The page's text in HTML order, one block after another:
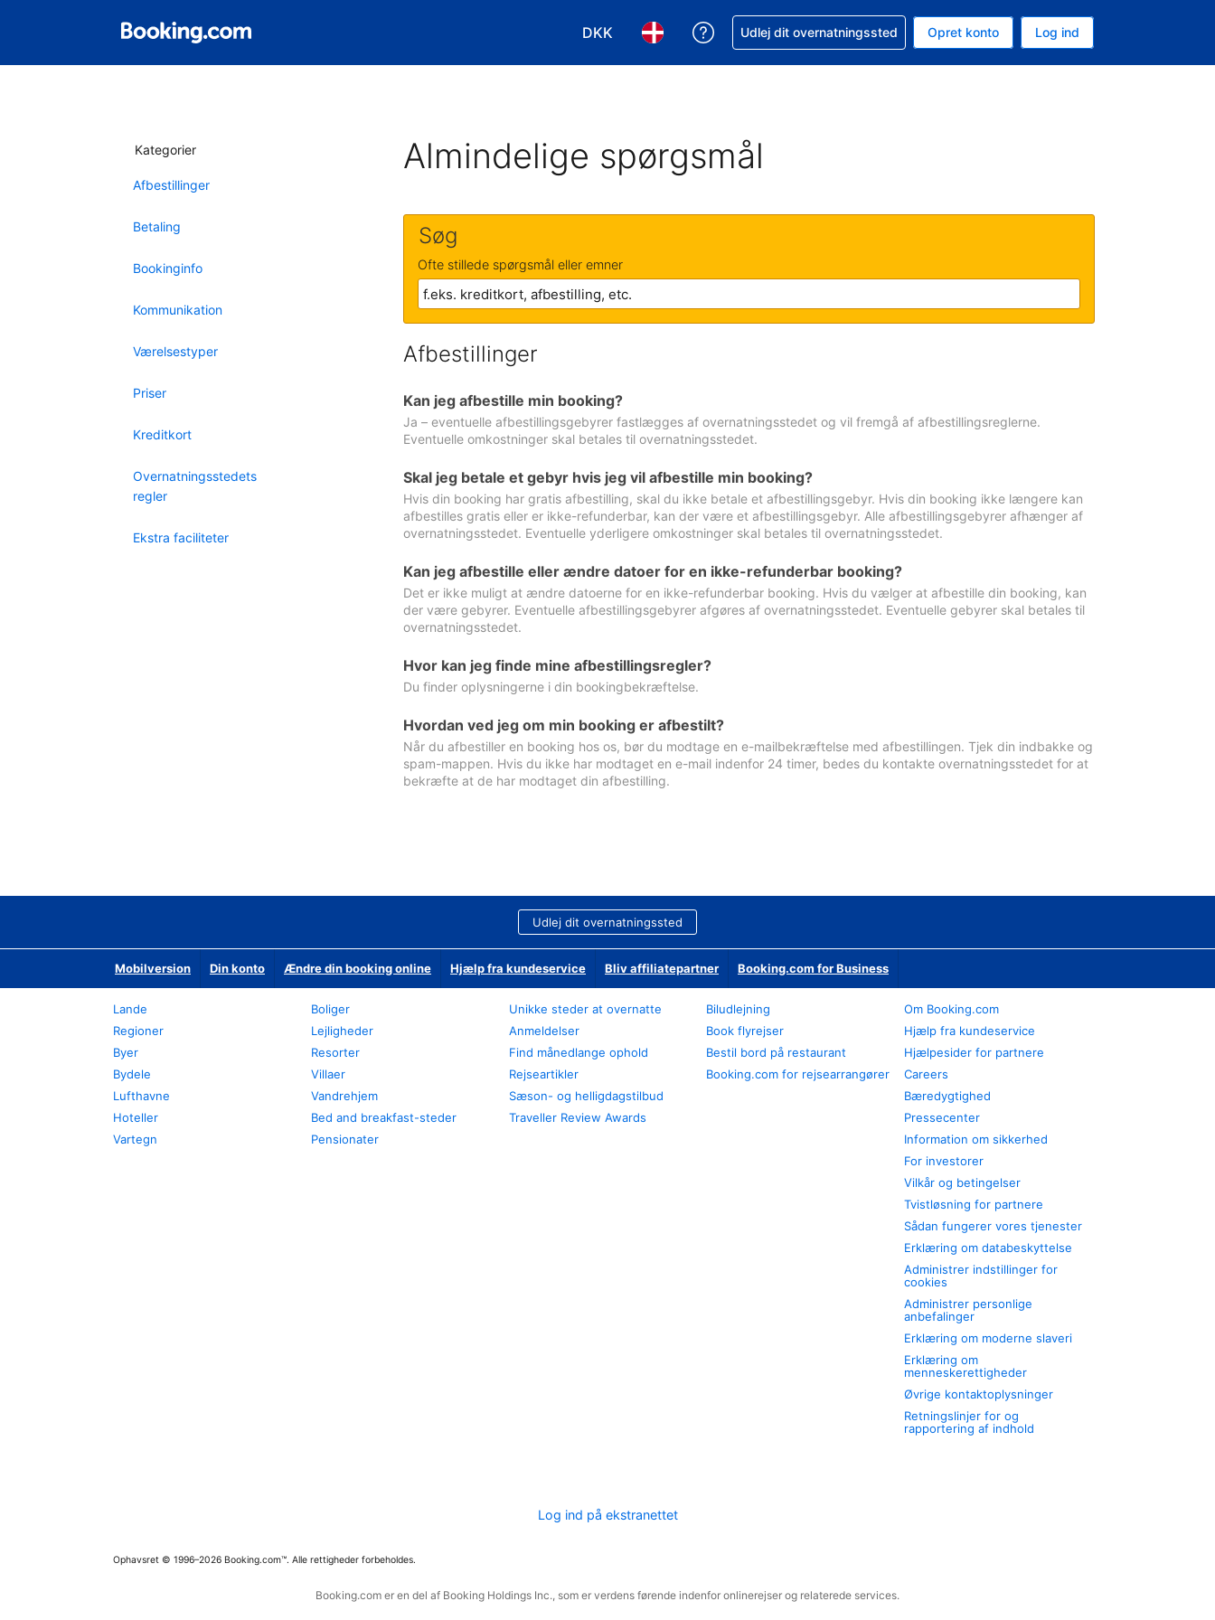
DKK
Vælg valuta. Din nuværende valuta er Danske kroner
Vælg sprog. Dit nuværende sprog er Dansk
Få hjælp til en booking
Udlej dit overnatningssted Opret konto Log ind
Kategorier
Afbestillinger
Betaling
Bookinginfo
Kommunikation
Værelsestyper
Priser
Kreditkort
Overnatningsstedets
regler
Ekstra faciliteter
Almindelige spørgsmål
Søg
Ofte stillede spørgsmål eller emner
Afbestillinger
Kan jeg afbestille min booking?
Ja – eventuelle afbestillingsgebyrer fastlægges af overnatningsstedet og vil fremgå af afbestillingsreglerne.
Eventuelle omkostninger skal betales til overnatningsstedet.
Skal jeg betale et gebyr hvis jeg vil afbestille min booking?
Hvis din booking har gratis afbestilling, skal du ikke betale et afbestillingsgebyr. Hvis din booking ikke længere kan
afbestilles gratis eller er ikke-refunderbar, kan der være et afbestillingsgebyr. Alle afbestillingsgebyrer afhænger af
overnatningsstedet. Eventuelle yderligere omkostninger skal betales til overnatningsstedet.
Kan jeg afbestille eller ændre datoer for en ikke-refunderbar booking?
Det er ikke muligt at ændre datoerne for en ikke-refunderbar booking. Hvis du vælger at afbestille din booking, kan
der være gebyrer. Eventuelle afbestillingsgebyrer afgøres af overnatningsstedet. Eventuelle gebyrer skal betales til
overnatningsstedet.
Hvor kan jeg finde mine afbestillingsregler?
Du finder oplysningerne i din bookingbekræftelse.
Hvordan ved jeg om min booking er afbestilt?
Når du afbestiller en booking hos os, bør du modtage en e-mailbekræftelse med afbestillingen. Tjek din indbakke og
spam-mappen. Hvis du ikke har modtaget en e-mail indenfor 24 timer, bedes du kontakte overnatningsstedet for at
bekræfte at de har modtaget din afbestilling.
Udlej dit overnatningssted
Mobilversion Din konto Ændre din booking online Hjælp fra kundeservice Bliv affiliatepartner Booking.com for Business
Lande
Regioner
Byer
Bydele
Lufthavne
Hoteller
Vartegn
Boliger
Lejligheder
Resorter
Villaer
Vandrehjem
Bed and breakfast-steder
Pensionater
Unikke steder at overnatte
Anmeldelser
Find månedlange ophold
Rejseartikler
Sæson- og helligdagstilbud
Traveller Review Awards
Biludlejning
Book flyrejser
Bestil bord på restaurant
Booking.com for rejsearrangører
Om Booking.com
Hjælp fra kundeservice
Hjælpesider for partnere
Careers
Bæredygtighed
Pressecenter
Information om sikkerhed
For investorer
Vilkår og betingelser
Tvistløsning for partnere
Sådan fungerer vores tjenester
Erklæring om databeskyttelse
Administrer indstillinger for
cookies
Administrer personlige
anbefalinger
Erklæring om moderne slaveri
Erklæring om
menneskerettigheder
Øvrige kontaktoplysninger
Retningslinjer for og
rapportering af indhold
Log ind på ekstranettet
Ophavsret © 1996–2026 Booking.com™. Alle rettigheder forbeholdes.
Booking.com er en del af Booking Holdings Inc., som er verdens førende indenfor onlinerejser og relaterede services.